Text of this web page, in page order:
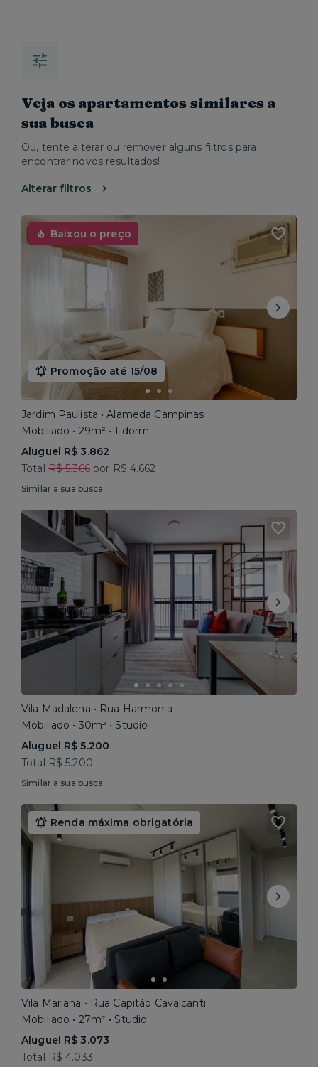
Veja os apartamentos similares a
sua busca
Ou, tente alterar ou remover alguns filtros para
encontrar novos resultados!
Alterar filtros
Baixou o preço
Promoção até 15/08
Jardim Paulista • Alameda Campinas
Mobiliado • 29m² • 1 dorm
Aluguel R$ 3.862
Total R$ 5.366por R$ 4.662
Similar a sua busca
Vila Madalena • Rua Harmonia
Mobiliado • 30m² • Studio
Aluguel R$ 5.200
Total R$ 5.200
Similar a sua busca
Renda máxima obrigatória
Vila Mariana • Rua Capitão Cavalcanti
Mobiliado • 27m² • Studio
Aluguel R$ 3.073
Total R$ 4.033